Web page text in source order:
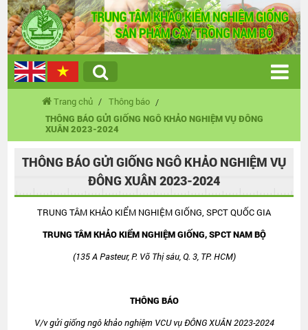
Trang chủ
Thông báo
THÔNG BÁO GỬI GIỐNG NGÔ KHẢO NGHIỆM VỤ ĐÔNG
XUÂN 2023-2024
THÔNG BÁO GỬI GIỐNG NGÔ KHẢO NGHIỆM VỤ
ĐÔNG XUÂN 2023-2024
TRUNG TÂM KHẢO KIỂM NGHIỆM GIỐNG, SPCT QUỐC GIA
TRUNG TÂM KHẢO KIỂM NGHIỆM GIỐNG, SPCT NAM BỘ
(135 A Pasteur, P. Võ Thị sáu, Q. 3, TP. HCM)
THÔNG BÁO
V/v gửi giống ngô khảo nghiệm VCU vụ ĐÔNG XUÂN 2023-2024